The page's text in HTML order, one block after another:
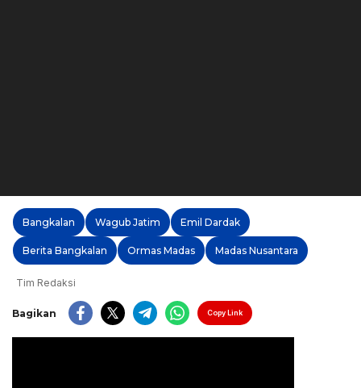
Bangkalan Wagub Jatim Emil Dardak
Berita Bangkalan Ormas Madas Madas Nusantara
Tim Redaksi
Bagikan Copy Link